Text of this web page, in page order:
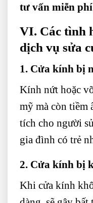
tư vấn miễn phí
VI. Các tình
dịch vụ sửa
1. Cửa kính bị
Kính nứt hoặc
mỹ mà còn tiềm
tích cho người
gia đình có trẻ
2. Cửa kính bị
Khi cửa kính